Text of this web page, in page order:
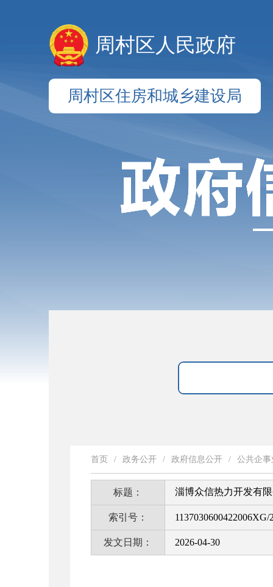
周村区人民政府
周村区住房和城乡建设局
首页 / 政务公开 / 政府信息公开 / 公共企
标题： 淄博众信热力开发有
索引号： 1137030600422006XG/
发文日期： 2026-04-30